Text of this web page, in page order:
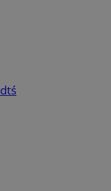
dtś